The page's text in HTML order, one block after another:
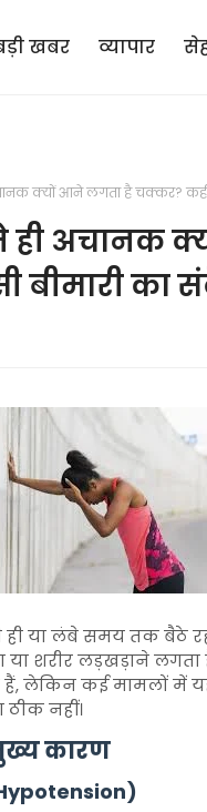
खबर व्यापार
क्यों आने लगता है चक्कर?
ही अचानक
बीमारी का
ही या लंबे समय तक बैठे
शरीर लड़खड़ाने लगता
लेकिन कई मामलों में
नहीं।
कारण